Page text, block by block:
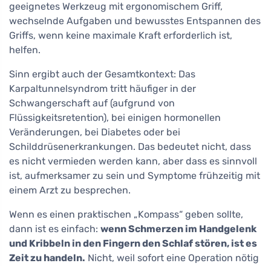
geeignetes Werkzeug mit ergonomischem Griff,
wechselnde Aufgaben und bewusstes Entspannen des
Griffs, wenn keine maximale Kraft erforderlich ist,
helfen.
Sinn ergibt auch der Gesamtkontext: Das
Karpaltunnelsyndrom tritt häufiger in der
Schwangerschaft auf (aufgrund von
Flüssigkeitsretention), bei einigen hormonellen
Veränderungen, bei Diabetes oder bei
Schilddrüsenerkrankungen. Das bedeutet nicht, dass
es nicht vermieden werden kann, aber dass es sinnvoll
ist, aufmerksamer zu sein und Symptome frühzeitig mit
einem Arzt zu besprechen.
Wenn es einen praktischen „Kompass“ geben sollte,
dann ist es einfach: wenn Schmerzen im Handgelenk
und Kribbeln in den Fingern den Schlaf stören, ist es
Zeit zu handeln. Nicht, weil sofort eine Operation nötig